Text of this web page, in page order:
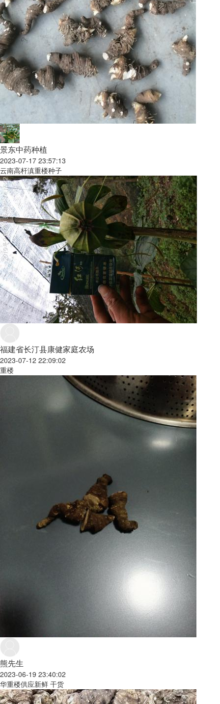
景东中药种植
2023-07-17 23:57:13
云南高杆滇重楼种子
福建省长汀县康健家庭农场
2023-07-12 22:09:02
重楼
熊先生
2023-06-19 23:40:02
华重楼供应新鲜 干货